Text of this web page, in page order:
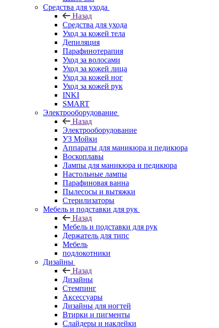
Средства для ухода
Назад
Средства для ухода
Уход за кожей тела
Депиляция
Парафинотерапия
Уход за волосами
Уход за кожей лица
Уход за кожей ног
Уход за кожей рук
INKI
SMART
Электрооборудование
Назад
Электрооборудование
УЗ Мойки
Аппараты для маникюра и педикюра
Воскоплавы
Лампы для маникюра и педикюра
Настольные лампы
Парафиновая ванна
Пылесосы и вытяжки
Стерилизаторы
Мебель и подставки для рук
Назад
Мебель и подставки для рук
Держатель для типс
Мебель
подлокотники
Дизайны
Назад
Дизайны
Стемпинг
Аксессуары
Дизайны для ногтей
Втирки и пигменты
Слайдеры и наклейки